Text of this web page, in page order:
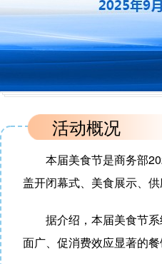
本届美食节是商务部
盖开闭幕式、美食展示、
据介绍，本届美食节
面广、促消费效应显著的